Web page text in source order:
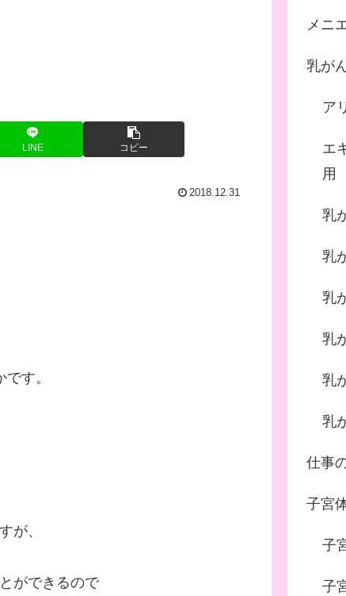
LINE コピー
2018.12.31
す。
が、
ができるので
メニ
乳が
ア
エ
用
乳
乳
乳
乳
乳
乳
仕事
子宮
子
子